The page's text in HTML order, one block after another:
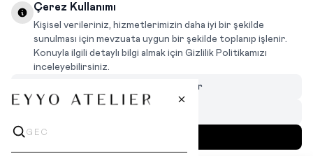
DEĞİŞİM VE İADE TALEBİ
KARIYER
INSTAGRAM
Çerez Kullanımı
Kişisel verileriniz, hizmetlerimizin daha iyi bir şekilde
sunulması için mevzuata uygun bir şekilde toplanıp işlenir.
Konuyla ilgili detaylı bilgi almak için Gizlilik Politikamızı
inceleyebilirsiniz.
Çerezleri Özelleştir